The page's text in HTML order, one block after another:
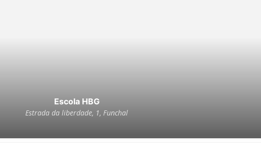
Escola HBG
Estrada da liberdade, 1, Funchal